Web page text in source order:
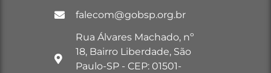
falecom@gobsp.org.br
Rua Álvares Machado, nº
18, Bairro Liberdade, São
Paulo-SP - CEP: 01501-